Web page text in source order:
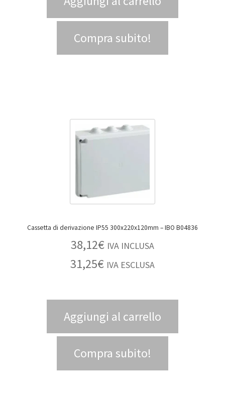
Compra subito!
Cassetta di derivazione IP55 300x220x120mm – IBO B04836
38,12€ IVA INCLUSA
31,25€ IVA ESCLUSA
Aggiungi al carrello
Compra subito!